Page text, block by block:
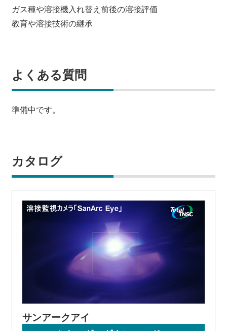
ガス種や溶接機入れ替え前後の溶接評価
教育や溶接技術の継承
よくある質問
準備中です。
カタログ
サンアークアイ